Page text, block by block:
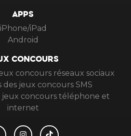
APPS
iPhone/iPad
Android
CONCOURS
concours réseaux sociaux
jeux concours SMS
jeux concours téléphone et
internet